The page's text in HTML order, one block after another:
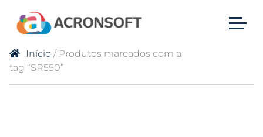
Início / Produtos marcados com a
tag “SR550”